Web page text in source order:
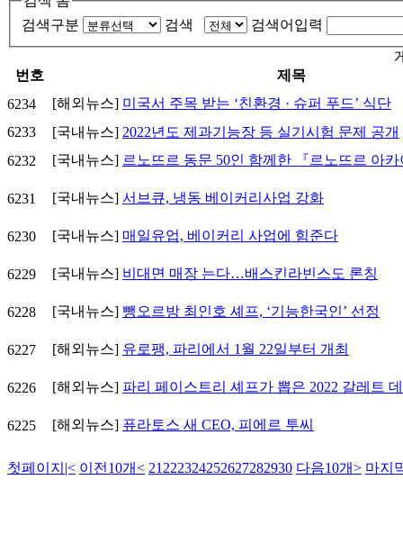
검색구분
검색 검색어입력
번호
제목
6234
[해외뉴스] 미국서 주목 받는 ‘친환경 · 슈퍼 푸드’ 식단
6233
[국내뉴스] 2022년도 제과기능장 등 실기시험 문제 공개
6232
[국내뉴스] 르노뜨르 동문 50인 함께한 『르노뜨르 아
6231 [국내뉴스] 서브큐, 냉동 베이커리사업 강화
6230 [국내뉴스] 매일유업, 베이커리 사업에 힘준다
6229 [국내뉴스] 비대면 매장 는다…배스킨라빈스도 론칭
6228 [국내뉴스] 뺑오르방 최인호 셰프, ‘기능한국인’ 선정
6227 [해외뉴스] 유로팽, 파리에서 1월 22일부터 개최
6226 [해외뉴스] 파리 페이스트리 셰프가 뽑은 2022 갈레트
6225 [해외뉴스] 퓨라토스 새 CEO, 피에르 투씨
첫페이지 |< 이전10개< 21 222324252627282930 다음10개> 마지